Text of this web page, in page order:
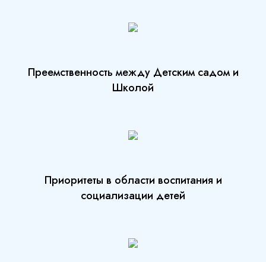
Преемственность между Детским садом и
Школой
Приоритеты в области воспитания и
социализации детей